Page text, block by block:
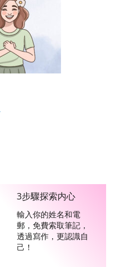
3步驟探索内心
輸入你的姓名和電
郵，免費索取筆記，
透過寫作，更認識自
己！